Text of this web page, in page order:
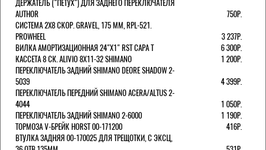
ДЕРЖАТЕЛЬ ("ПЕТУХ") ДЛЯ ЗАДНЕГО ПЕРЕКЛЮЧАТЕЛЯ
AUTHOR
750Р.
СИСТЕМА 2Х8 СКОР. GRAVEL, 175 ММ, RPL-521.
PROWHEEL
3 237Р.
ВИЛКА АМОРТИЗАЦИОННАЯ 24"Х1" RST CAPA Т
6 300Р.
КАССЕТА 8 СК. ALIVIO 8Х11-32 SHIMANO
1 200Р.
ПЕРЕКЛЮЧАТЕЛЬ ЗАДНИЙ SHIMANO DEORE SHADOW 2-
5039
4 399Р.
ПЕРЕКЛЮЧАТЕЛЬ ПЕРЕДНИЙ SHIMANO ACERA/ALTUS 2-
4044
1 050Р.
ПЕРЕКЛЮЧАТЕЛЬ ЗАДНИЙ SHIMANO 2-6000
1 190Р.
ТОРМОЗА V-БРЕЙК HORST 00-171200
416Р.
ВТУЛКА ЗАДНЯЯ 00-170025 ДЛЯ ТРЕЩОТКИ, С ЭКСЦ,